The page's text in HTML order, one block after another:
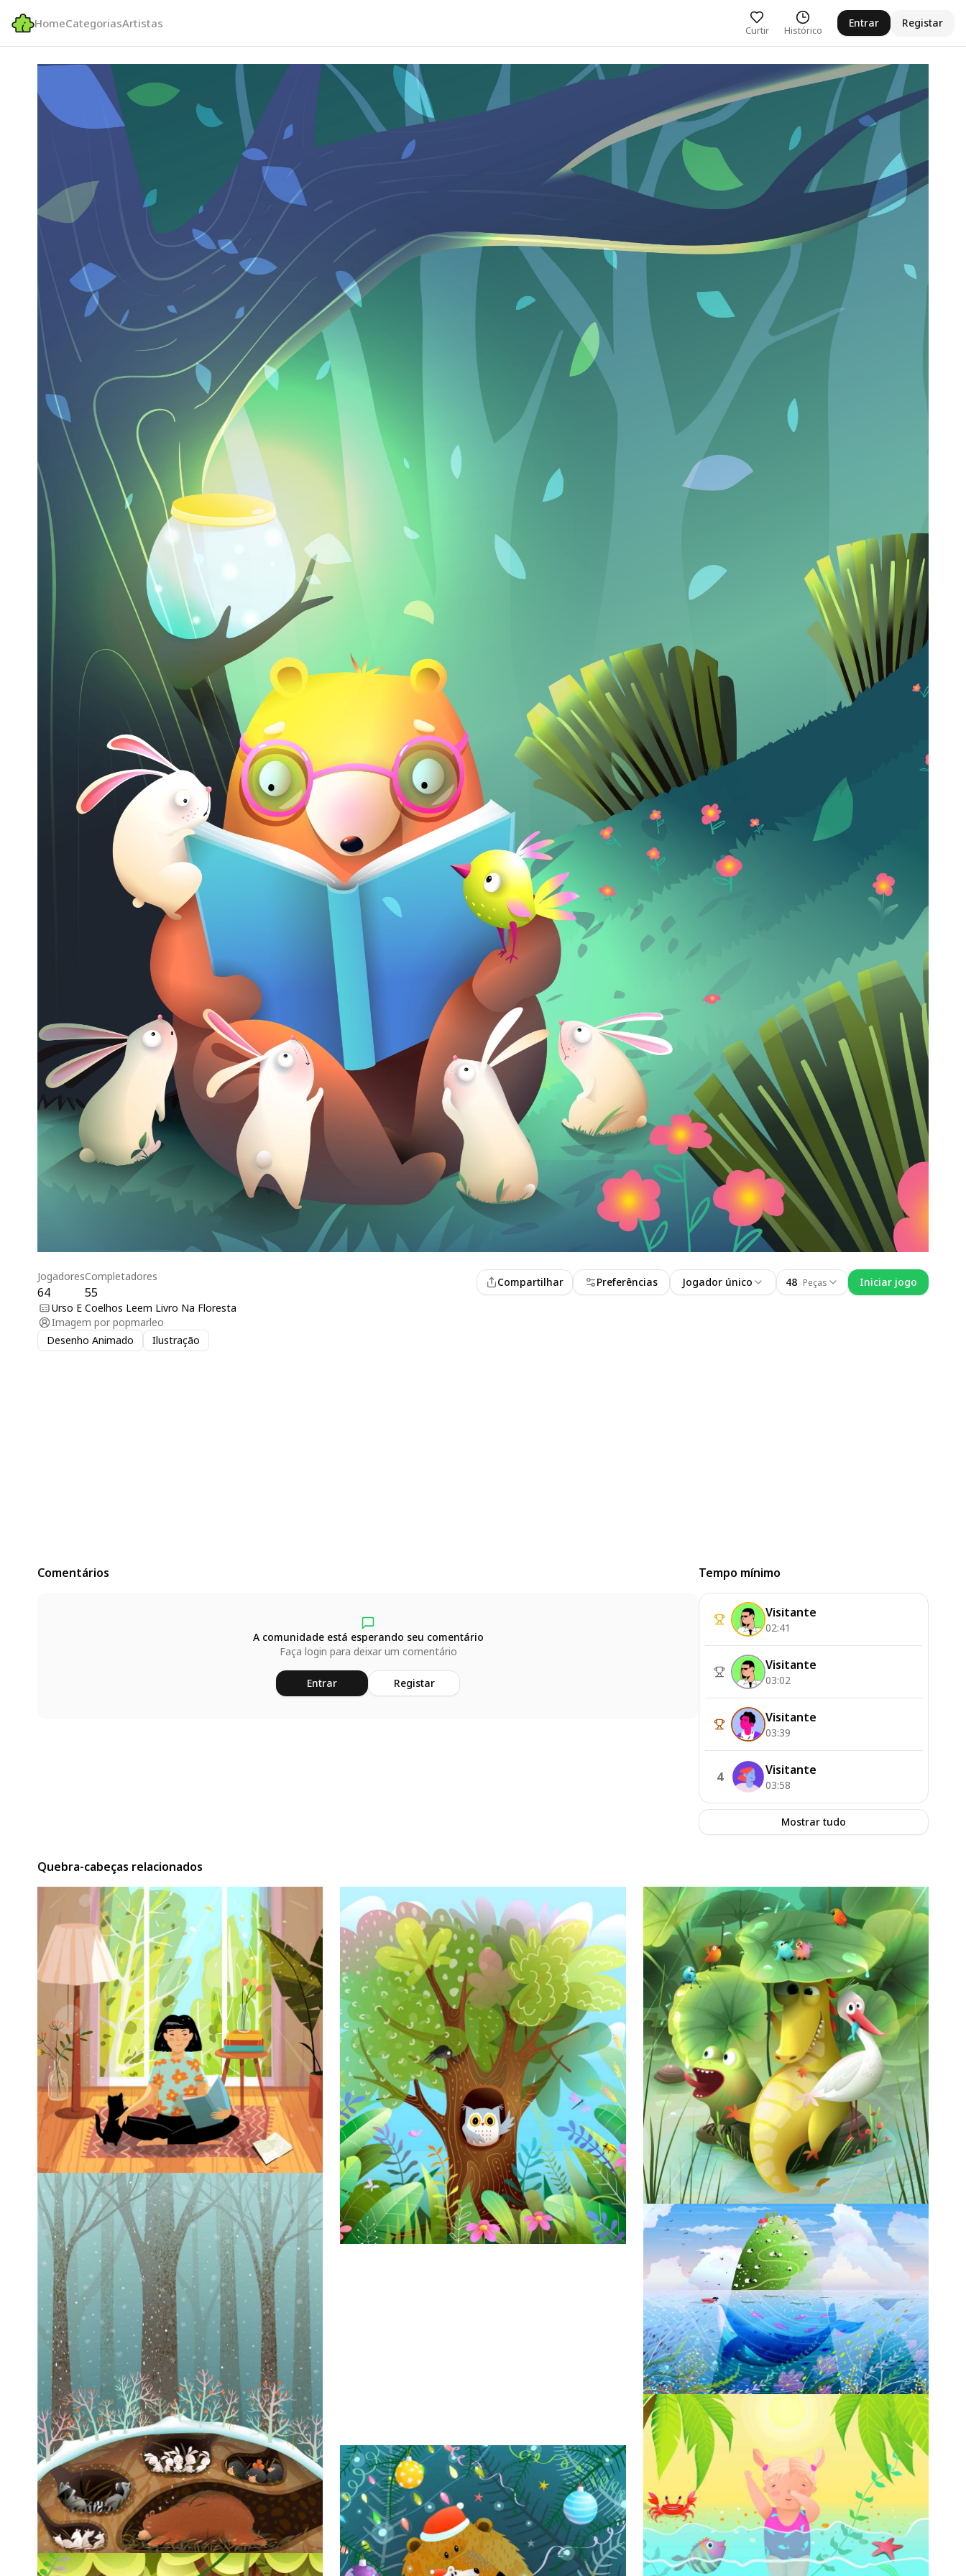
HomeCategoriasArtistas Curtir Histórico
Entrar Registar
Jogadores
64
Completadores
55
Compartilhar Preferências Jogador único 48 Peças
Iniciar jogo
Urso E Coelhos Leem Livro Na Floresta
Imagem por popmarleo
Desenho Animado
Ilustração
Comentários
A comunidade está esperando seu comentário
Faça login para deixar um comentário
Entrar Registar
Tempo mínimo
Visitante
02:41
Visitante
03:02
Visitante
03:39
4 Visitante
03:58
Mostrar tudo
Quebra-cabeças relacionados